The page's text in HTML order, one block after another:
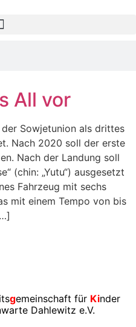
All vor
Sowjetunion als drittes
Nach 2020 soll der erste
Nach der Landung soll
(chin: „Yutu“) ausgesetzt
Fahrzeug mit sechs
mit einem Tempo von bis
gemeinschaft für Kinder
Dahlewitz e.V.